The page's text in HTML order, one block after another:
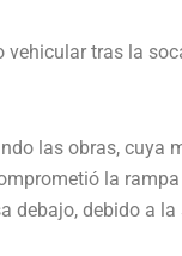
tras la
las obras, cuya
la
debajo, debido a